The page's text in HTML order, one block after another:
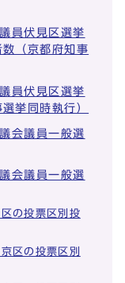
員伏見区選挙
（京都府知事
員伏見区選挙
挙同時執行）
会議員一般選
会議員一般選
の投票区別投
区の投票区別